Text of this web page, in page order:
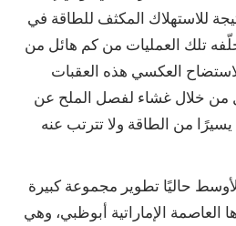
للاستهلاك المكثف للطاقة في
تلك العمليات من كم هائل من
العكسي هذه العقبات
من خلال غشاء لفصل الملح عن
من الطاقة ولا تترتب عنه
حاليًا تطوير مجموعة كبيرة
الإماراتية أبوظبي، وهي